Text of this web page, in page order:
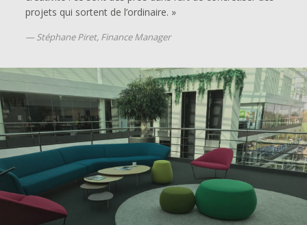
projets qui sortent de l’ordinaire. »
Stéphane Piret, Finance Manager